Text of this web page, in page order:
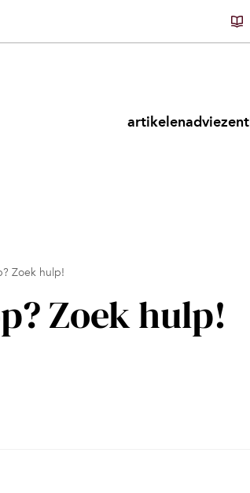
artikelenadviezen
Zoek hulp!
Zoek hulp!